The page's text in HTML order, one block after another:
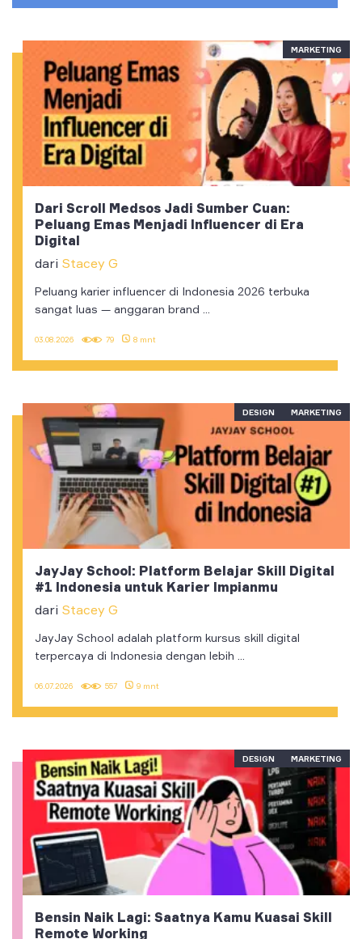
MARKETING
Dari Scroll Medsos Jadi Sumber Cuan:
Peluang Emas Menjadi Influencer di Era
Digital
dari Stacey G
Peluang karier influencer di Indonesia 2026 terbuka
sangat luas — anggaran brand ...
03.08.2026 79 8 mnt
DESIGN MARKETING
JayJay School: Platform Belajar Skill Digital
#1 Indonesia untuk Karier Impianmu
dari Stacey G
JayJay School adalah platform kursus skill digital
terpercaya di Indonesia dengan lebih ...
06.07.2026 557 9 mnt
DESIGN MARKETING
Bensin Naik Lagi: Saatnya Kamu Kuasai Skill
Remote Working